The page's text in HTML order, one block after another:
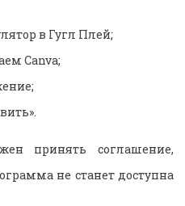
в Гугл Плей;
Canva;
принять соглашение,
не станет доступна